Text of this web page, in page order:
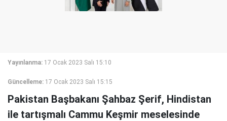
Yayınlanma: 17 Ocak 2023 Salı 15:10
Güncelleme: 17 Ocak 2023 Salı 15:15
Pakistan Başbakanı Şahbaz Şerif, Hindistan
ile tartışmalı Cammu Keşmir meselesinde